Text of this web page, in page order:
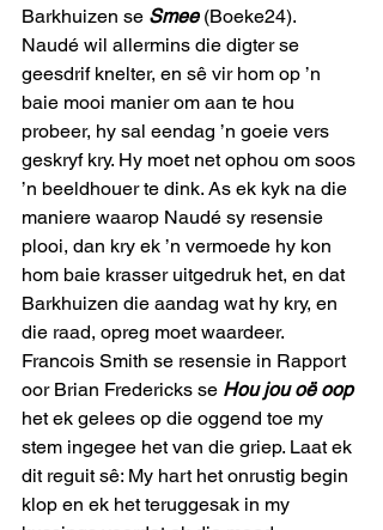
Barkhuizen se Smee (Boeke24).
Naudé wil allermins die digter se
geesdrif knelter, en sê vir hom op ’n
baie mooi manier om aan te hou
probeer, hy sal eendag ’n goeie vers
geskryf kry. Hy moet net ophou om soos
’n beeldhouer te dink. As ek kyk na die
maniere waarop Naudé sy resensie
plooi, dan kry ek ’n vermoede hy kon
hom baie krasser uitgedruk het, en dat
Barkhuizen die aandag wat hy kry, en
die raad, opreg moet waardeer.
Francois Smith se resensie in Rapport
oor Brian Fredericks se Hou jou oë oop
het ek gelees op die oggend toe my
stem ingegee het van die griep. Laat ek
dit reguit sê: My hart het onrustig begin
klop en ek het teruggesak in my